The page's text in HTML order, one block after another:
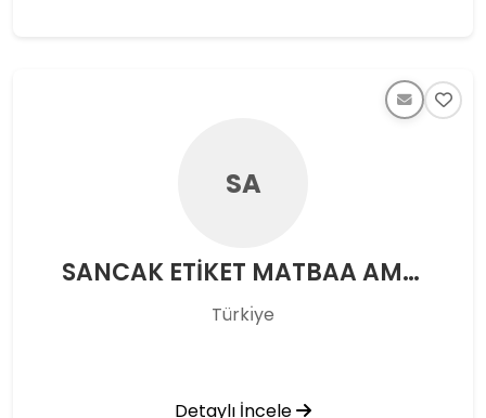
SA
SANCAK ETİKET MATBAA AMBALAJ İNŞ. SAN. VE TİC. A.Ş.
Türkı̇ye
Detaylı İncele